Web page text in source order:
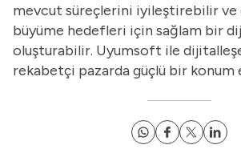
mevcut süreçlerini iyileştirebilir ve
büyüme hedefleri için sağlam bir
oluşturabilir. Uyumsoft ile
rekabetçi pazarda güçlü bir konum